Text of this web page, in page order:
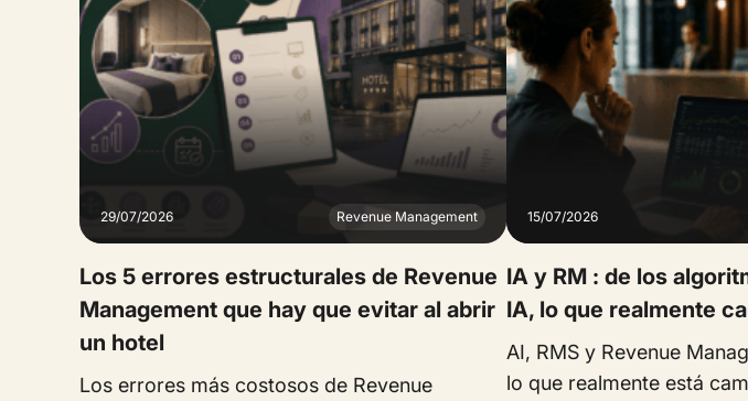
29/07/2026 Revenue Management
Los 5 errores estructurales de Revenue
Management que hay que evitar al abrir
un hotel
Los errores más costosos de Revenue
15/07/2026
IA y RM : de los
IA, lo que realmente
AI, RMS y Revenue
lo que realmente está